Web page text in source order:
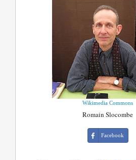
Wikimedia Commons
Romain Slocombe
Facebook